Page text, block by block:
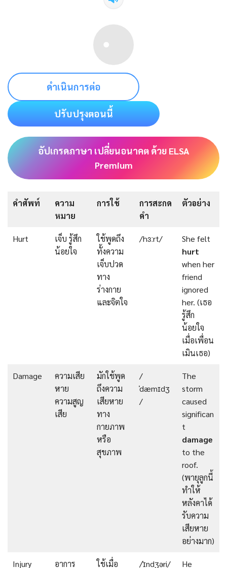
ดำเนินการต่อ
ปรับปรุงตอนนี้
อัปเกรดภาษา เปลี่ยนอนาคต ด้วย ELSA
Premium
คำศัพท์
ความ
หมาย
การใช้
การสะกด
คำ
ตัวอย่าง
Hurt
เจ็บ รู้สึก
น้อยใจ
ใช้พูดถึง
ทั้งความ
เจ็บปวด
ทาง
ร่างกาย
และจิตใจ
/hɜːrt/
She felt
hurt
when her
friend
ignored
her. (เธอ
รู้สึก
น้อยใจ
เมื่อเพื่อน
เมินเธอ)
Damage
ความเสีย
หาย
ความสูญ
เสีย
มักใช้พูด
ถึงความ
เสียหาย
ทาง
กายภาพ
หรือ
สุขภาพ
/
ˈdæmɪdʒ
/
The
storm
caused
significan
t
damage
to the
roof.
(พายุลูกนี้
ทำให้
หลังคาได้
รับความ
เสียหาย
อย่างมาก)
Injury อาการ ใช้เมื่อ /ˈɪndʒəri/ He